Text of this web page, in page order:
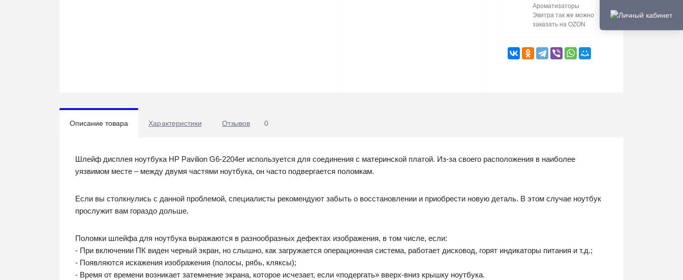
Ароматизаторы
Эвитра так же можно
заказать на OZON
Описание товара Характеристики Отзывов 0
Шлейф дисплея ноутбука HP Pavilion G6-2204er используется для соединения с материнской платой. Из-за своего расположения в наиболее
уязвимом месте – между двумя частями ноутбука, он часто подвергается поломкам.
Если вы столкнулись с данной проблемой, специалисты рекомендуют забыть о восстановлении и приобрести новую деталь. В этом случае ноутбук
прослужит вам гораздо дольше.
Поломки шлейфа для ноутбука выражаются в разнообразных дефектах изображения, в том числе, если:
- При включении ПК виден черный экран, но слышно, как загружается операционная система, работает дисковод, горят индикаторы питания и т.д.;
- Появляются искажения изображения (полосы, рябь, кляксы);
- Время от времени возникает затемнение экрана, которое исчезает, если «подергать» вверх-вниз крышку ноутбука.